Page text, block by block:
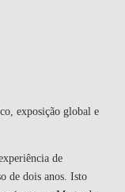
exposição global e
de
de dois anos. Isto